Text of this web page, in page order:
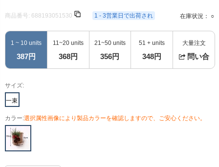
商品番号: 688193051530 1 - 3営業日で出荷され 在庫状況： ○
1 ~ 10 units
387円
11~20 units
368円
21~50 units
356円
51 + units
348円
大量注文
問い合
サイズ:
一束
カラー:選択属性画像により製品カラーを確認しますので、ご安心ください。